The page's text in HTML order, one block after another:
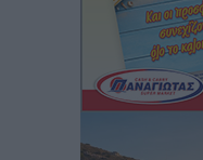
Σύμη: Ανασύρθηκε
ο 8ος Γερμανός που
ιστιοφόρου
Τοπικές Ειδήσεις• πριν
Ερώτηση στην